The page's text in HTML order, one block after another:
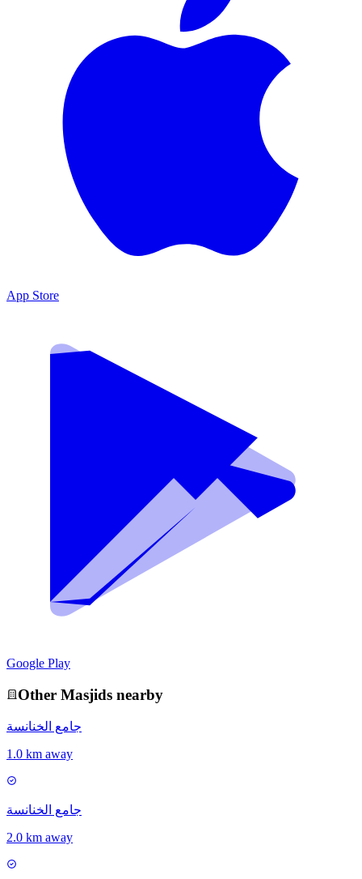
App Store
Google Play
Other Masjids nearby
جامع الخنانسة
1.0 km away
جامع الخنانسة
2.0 km away